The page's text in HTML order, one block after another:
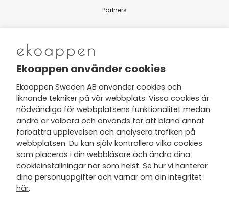
Partners
Nytt från Ekoappen
Jag har tagit del av Ekoappens
personuppgifts- och
integritetspolicyoch tar gärna del
av nyheter, hälsotips och exklusiva
erbjudanden via min e-post.
Ekoappen använder cookies
Ekoappen Sweden AB använder cookies och
liknande tekniker på vår webbplats. Vissa cookies är
nödvändiga för webbplatsens funktionalitet medan
andra är valbara och används för att bland annat
förbättra upplevelsen och analysera trafiken på
webbplatsen. Du kan själv kontrollera vilka cookies
som placeras i din webbläsare och ändra dina
cookieinställningar när som helst. Se hur vi hanterar
dina personuppgifter och värnar om din integritet
här.